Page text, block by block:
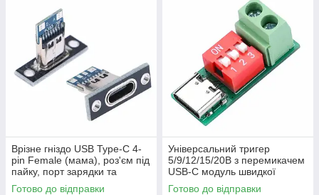
Врізне гніздо USB Type-C 4-
pin Female (мама), роз'єм під
пайку, порт зарядки та
живлення, коннектор
Готово до відправки
Універсальний тригер
5/9/12/15/20В з перемикачем
USB-C модуль швидкої
зарядки PD 2.0/3.0, QC, AFC
Готово до відправки